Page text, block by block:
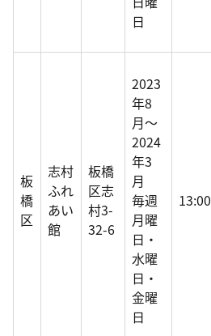
日
板
橋
区
志村
ふれ
あい
館
板橋
区志
村3-
32-6
2023
年8
月～
2024
年3
月
毎週
月曜
日・
水曜
日・
金曜
日
13:00